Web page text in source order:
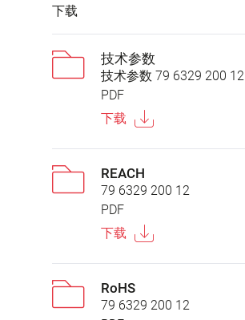
下载
技术参数
技术参数 79 6329 200 12
PDF
下载
REACH
79 6329 200 12
PDF
下载
RoHS
79 6329 200 12